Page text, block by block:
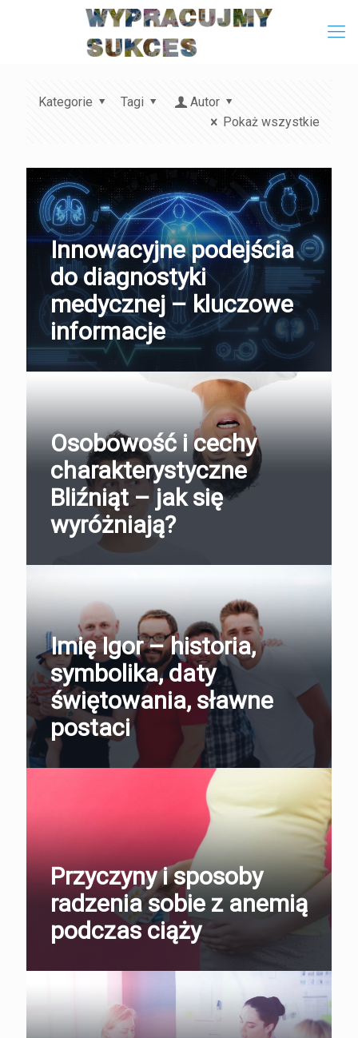
Kategorie Tagi
Autor
Pokaż wszystkie
Innowacyjne podejścia
do diagnostyki
medycznej – kluczowe
informacje
Osobowość i cechy
charakterystyczne
Bliźniąt – jak się
wyróżniają?
Imię Igor – historia,
symbolika, daty
świętowania, sławne
postaci
Przyczyny i sposoby
radzenia sobie z anemią
podczas ciąży